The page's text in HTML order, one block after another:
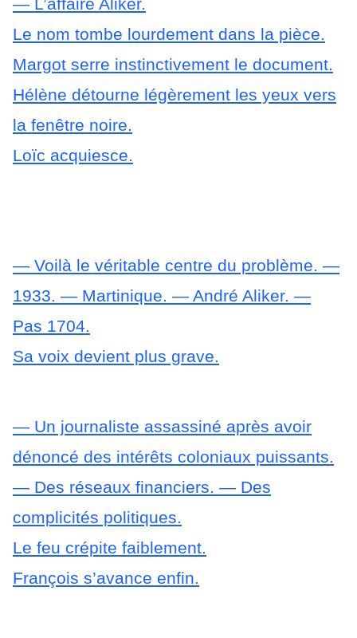
Le nom tombe lourdement dans la pièce.
Margot serre instinctivement le document.
Hélène détourne légèrement les yeux vers
la fenêtre noire.
Loïc acquiesce.
— Voilà le véritable centre du problème. —
1933. — Martinique. — André Aliker. —
Pas 1704.
Sa voix devient plus grave.
— Un journaliste assassiné après avoir
dénoncé des intérêts coloniaux puissants.
— Des réseaux financiers. — Des
complicités politiques.
Le feu crépite faiblement.
François s’avance enfin.